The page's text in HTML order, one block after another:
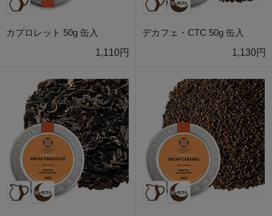
カプロレット 50g 缶入
1,110円
デカフェ・CTC 50g 缶入
1,130円